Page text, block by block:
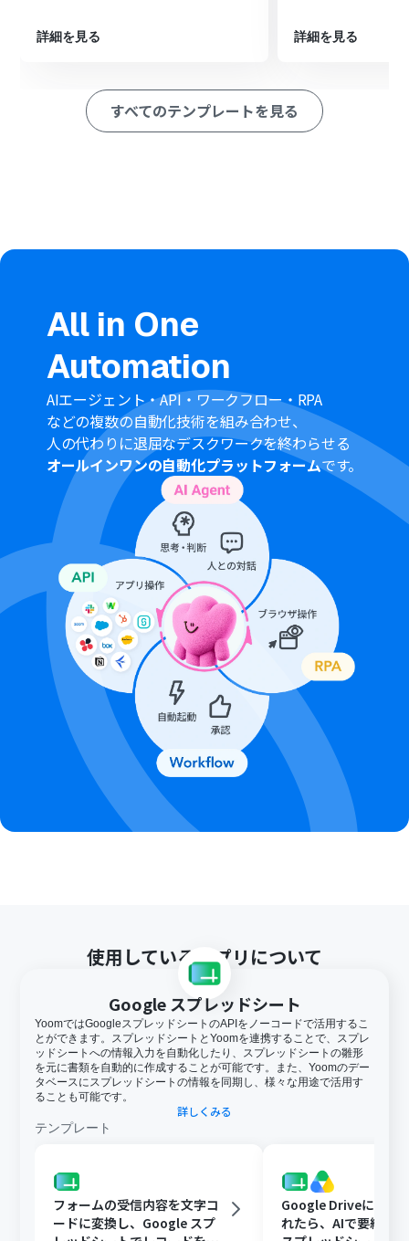
す。
最後に、オペレーションでNotionの「レコードを更新す
※「トリガー」：フロー起動のきっかけとなるアクション、「オ
ペレーション」：トリガー起動後、フロー内で処理を行うアク
象のスプレッドシートIDとシート名を任意で選択できま
記録したい対象のデータベースIDを任意で設定してくださ
い。
■注意事項
Google スプレッドシート、NotionのそれぞれとYoomを
連携してください。
「同じ処理を繰り返す」オペレーション間の操作は、パ
ーソナルプラン以上でご利用いただけるアプリとなってお
ります。フリープランの場合は設定しているフローボット
のオペレーションやデータコネクトはエラーとなります
ので、ご注意ください。
パーソナルプランなどの有料プランは、2週間の無料トラ
イアルを行うことが可能です。無料トライアル中には制限
対象のアプリや機能（オペレーション）を使用すること
ができます。
詳細を見る 詳細を見る
すべてのテンプレートを見る
All in One
Automation
AIエージェント・API・ワークフロー・RPA
などの複数の自動化技術を組み合わせ、
人の代わりに退屈なデスクワークを終わらせる
オールインワンの自動化プラットフォームです。
使用しているアプリについて
Google スプレッドシート
YoomではGoogleスプレッドシートのAPIをノーコードで活用するこ
とができます。スプレッドシートとYoomを連携することで、スプレ
ッドシートへの情報入力を自動化したり、スプレッドシートの雛形
を元に書類を自動的に作成することが可能です。また、Yoomのデー
タベースにスプレッドシートの情報を同期し、様々な用途で活用す
ることも可能です。
詳しくみる
テンプレート
フォームの受信内容を文字コ
ードに変換し、Google スプ
Google Driveに文書
れたら、AIで要約し